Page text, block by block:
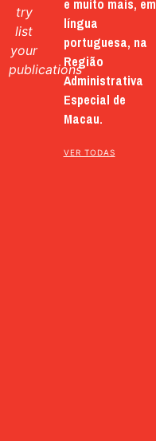
try
list
your
publications
e muito mais, em
língua
portuguesa, na
Região
Administrativa
Especial de
Macau.
VER TODAS